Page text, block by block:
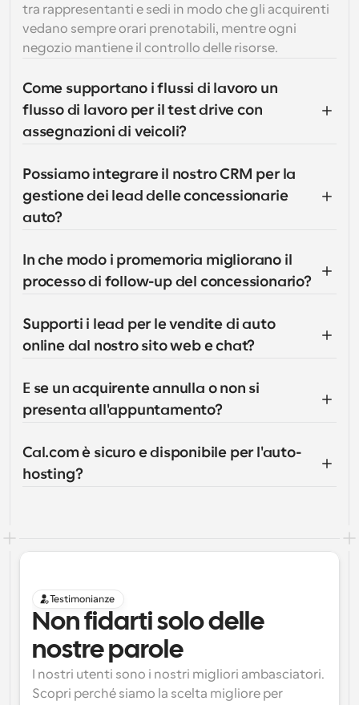
tra rappresentanti e sedi in modo che gli acquirenti
vedano sempre orari prenotabili, mentre ogni
negozio mantiene il controllo delle risorse.
Come supportano i flussi di lavoro un
flusso di lavoro per il test drive con
assegnazioni di veicoli?
Possiamo integrare il nostro CRM per la
gestione dei lead delle concessionarie
auto?
In che modo i promemoria migliorano il
processo di follow-up del concessionario?
Supporti i lead per le vendite di auto
online dal nostro sito web e chat?
E se un acquirente annulla o non si
presenta all'appuntamento?
Cal.com è sicuro e disponibile per l'auto-
hosting?
Testimonianze
Non fidarti solo delle
nostre parole
I nostri utenti sono i nostri migliori ambasciatori.
Scopri perché siamo la scelta migliore per